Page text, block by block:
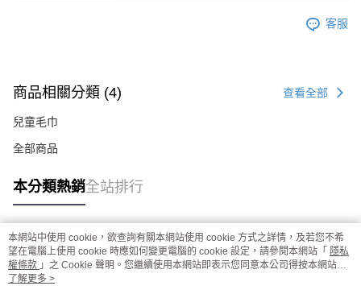
客服
商品相關分類 (4) 查看全部
兒童毛巾
全部商品
本分類熱銷全站排行
熱門標籤
本網站中使用 cookie，欲查詢有關本網站使用 cookie 方式之詳情，及若您不希
望在電腦上使用 cookie 時應如何變更電腦的 cookie 設定，請參閱本網站「 隱私
權條款 」之 Cookie 聲明。您繼續使用本網站即表示您同意本公司得按本網站使
用條款之 Cookie 聲明使用 cookie。
了解更多 >